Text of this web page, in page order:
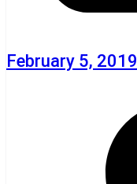
February 5, 2019